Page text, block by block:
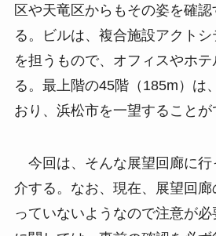
区や天竜区からもその姿を確認
る。ビルは、複合施設アクト
を担うもので、オフィスやホ
る。最上階の45階（185m）は
おり、浜松市を一望することが
今回は、そんな展望回廊に行
介する。なお、現在、展望回
っていないようなので注意が必